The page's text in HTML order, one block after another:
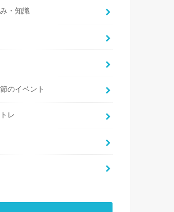
・知識
のイベント
レ